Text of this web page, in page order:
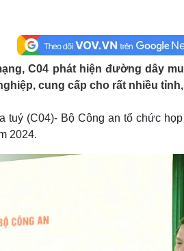
Thể thao
Bóng đá
Thế giới thể thao
eSports
Ô tô
Ô tô
Tư
Âm nhạc
Di sản
Giải
C04 phát hiện đường dây
cung cấp cho rất nhiều
tuý (C04)- Bộ Công an tổ chức
2024.